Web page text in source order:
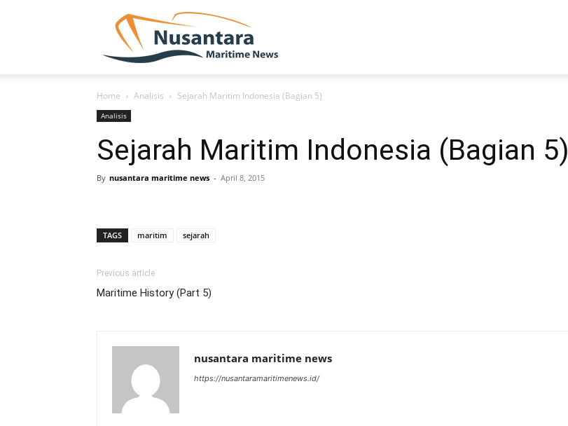
Home Analisis Sejarah Maritim Indonesia (Bagian 5)
Analisis
Sejarah Maritim Indonesia (Bagian 5)
By nusantara maritime news - April 8, 2015
TAGS maritim sejarah
Previous article
Maritime History (Part 5)
nusantara maritime news
https://nusantaramaritimenews.id/